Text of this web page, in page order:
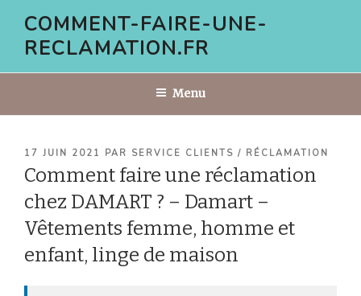
contenu
COMMENT-FAIRE-UNE-
RECLAMATION.FR
Menu
PUBLIÉ
LE
17 JUIN 2021 PAR SERVICE CLIENTS / RÉCLAMATION
Comment faire une réclamation
chez DAMART ? – Damart –
Vêtements femme, homme et
enfant, linge de maison